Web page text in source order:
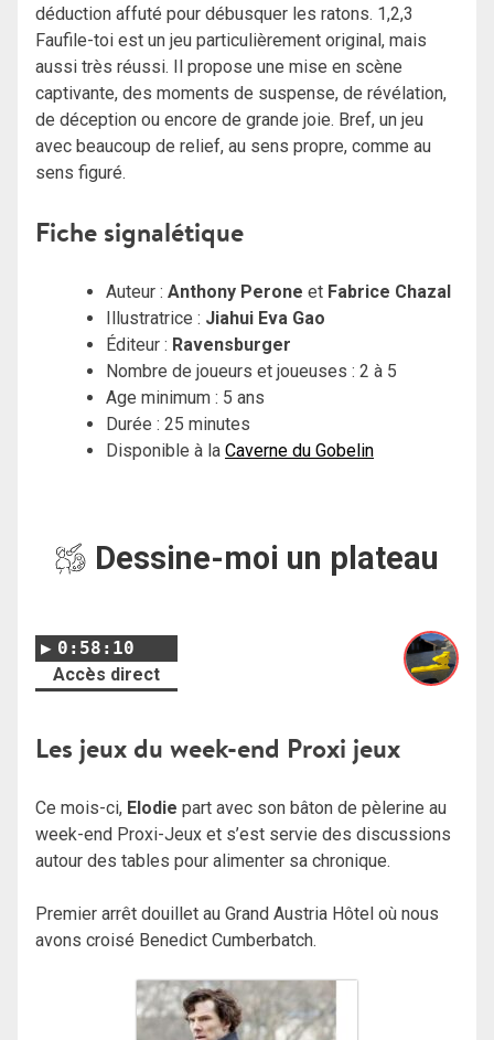
déduction affuté pour débusquer les ratons. 1,2,3
Faufile-toi est un jeu particulièrement original, mais
aussi très réussi. Il propose une mise en scène
captivante, des moments de suspense, de révélation,
de déception ou encore de grande joie. Bref, un jeu
avec beaucoup de relief, au sens propre, comme au
sens figuré.
Fiche signalétique
Auteur : Anthony Perone et Fabrice Chazal
Illustratrice : Jiahui Eva Gao
Éditeur : Ravensburger
Nombre de joueurs et joueuses : 2 à 5
Age minimum : 5 ans
Durée : 25 minutes
Disponible à la Caverne du Gobelin
Dessine-moi un plateau
0:58:10
Accès direct
Les jeux du week-end Proxi jeux
Ce mois-ci, Elodie part avec son bâton de pèlerine au
week-end Proxi-Jeux et s’est servie des discussions
autour des tables pour alimenter sa chronique.
Premier arrêt douillet au Grand Austria Hôtel où nous
avons croisé Benedict Cumberbatch.